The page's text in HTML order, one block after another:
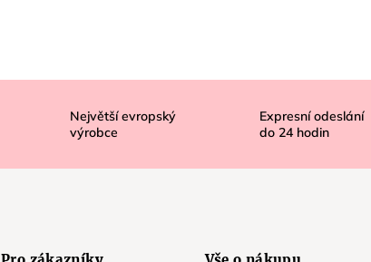
Největší evropský
výrobce
Expresní odeslání
do 24hodin